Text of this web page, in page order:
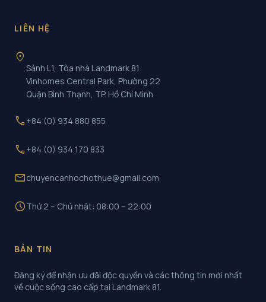
LIÊN HỆ
location_on
Sảnh L1, Tòa nhà Landmark 81
Vinhomes Central Park, Phường 22
Quận Bình Thạnh, TP. Hồ Chí Minh
call +84 (0) 934 880 855
call +84 (0) 934 170 833
mailchuyencanhochothue@gmail.com
scheduleThứ 2 – Chủ nhật: 08:00 – 22:00
BẢN TIN
Đăng ký để nhận ưu đãi độc quyền và các thông tin mới nhất
về cuộc sống cao cấp tại Landmark 81.